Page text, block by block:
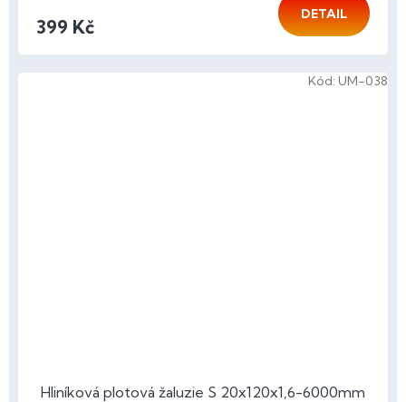
399 Kč
DETAIL
Hliníková plotová žaluzie S 20x120x1,6-6000mm
Kód: UM-038